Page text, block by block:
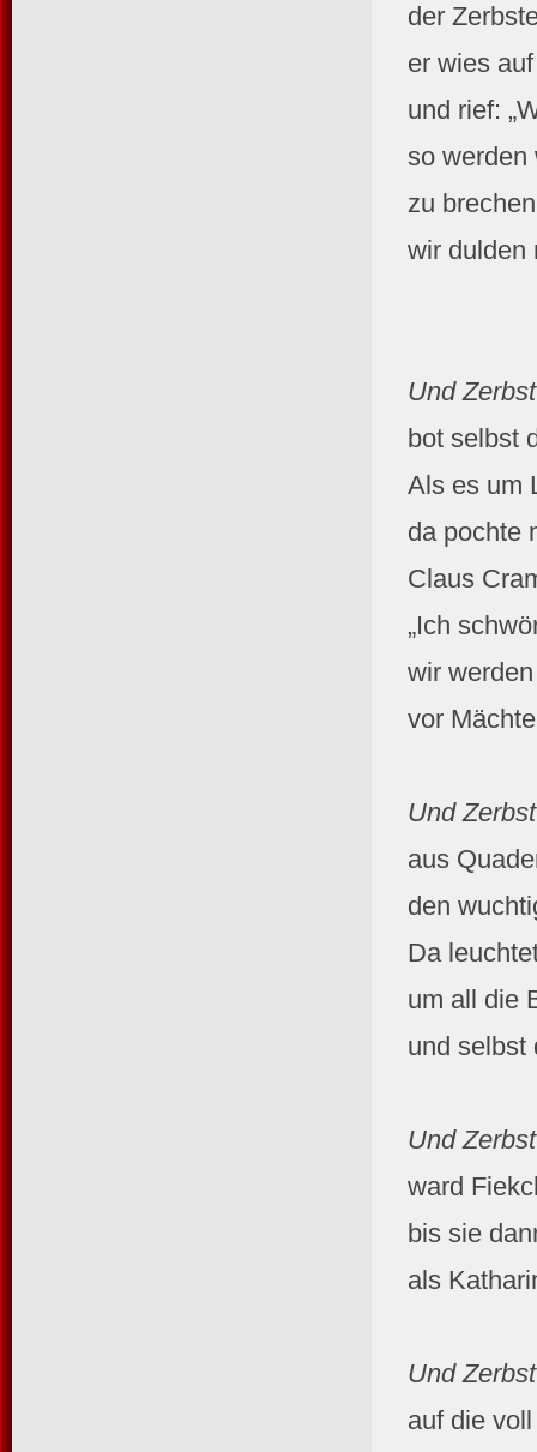
der
er wies
und rief:
so werden
zu
wir dulden
Und
bot selbst
Als es um
da pochte
Claus
„Ich
wir
vor
Und
aus
den
Da
um all die
und selbst
Und
ward
bis sie
als
Und
auf die